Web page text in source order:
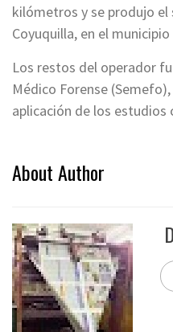
kilómetros y se produjo
Coyuquilla, en el
Los restos del operador
Médico Forense
aplicación de los estudios
About Author